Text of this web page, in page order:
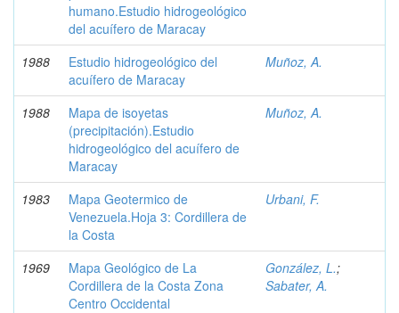
humano.Estudio hidrogeológico
del acuífero de Maracay
1988
Estudio hidrogeológico del
acuífero de Maracay
Muñoz, A.
1988
Mapa de isoyetas
(precipitación).Estudio
hidrogeológico del acuífero de
Maracay
Muñoz, A.
1983
Mapa Geotermico de
Venezuela.Hoja 3: Cordillera de
la Costa
Urbani, F.
1969
Mapa Geológico de La
Cordillera de la Costa Zona
Centro Occidental
González, L.;
Sabater, A.